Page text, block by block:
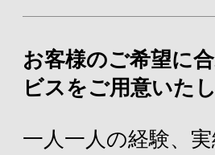
お客様のご希望に
ビスをご用意いた
一人一人の経験、